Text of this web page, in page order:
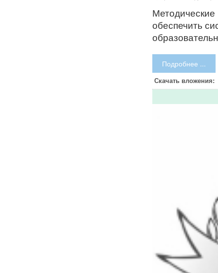
обеспечить
Подробнее ...
Скачать вложения: